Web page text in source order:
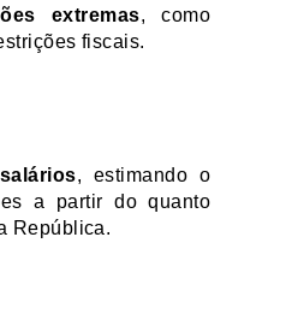
extremas, como
fiscais.
, estimando o
a partir do quanto
República.